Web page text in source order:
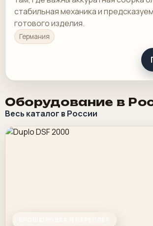
стабильная механика и
готового изделия.
Германия
Оборудование в
Весь каталог в России